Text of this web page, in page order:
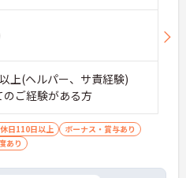
上(ヘルパー、サ責経験)
ご経験がある方
日110日以上
ボーナス・賞与あり
あり